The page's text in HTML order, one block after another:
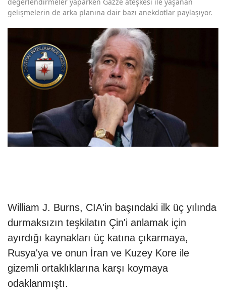
gelişmelerin de arka planına dair bazı anekdotlar paylaşıyor.
William J. Burns, CIA'in başındaki ilk üç yılında
durmaksızın teşkilatın Çin'i anlamak için
ayırdığı kaynakları üç katına çıkarmaya,
Rusya'ya ve onun İran ve Kuzey Kore ile
gizemli ortaklıklarına karşı koymaya
odaklanmıştı.